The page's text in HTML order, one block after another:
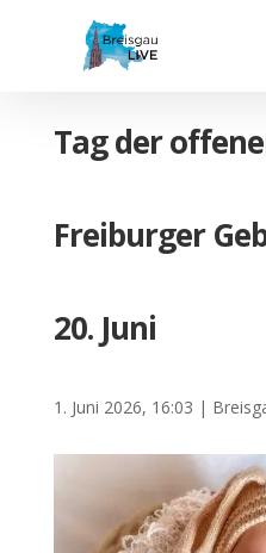
Tag der
Freiburger
20. Juni
1. Juni 2026, 16:03 |